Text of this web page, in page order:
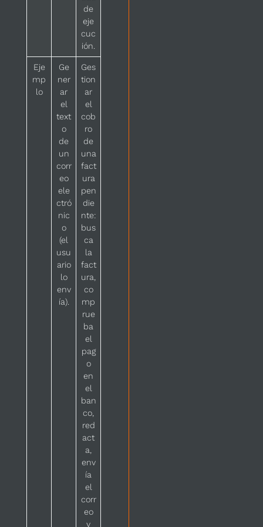
de
eje
cuc
ión.
Eje
mp
lo
Ge
ner
ar
el
text
o
de
un
corr
eo
ele
ctró
nic
o
(el
usu
ario
lo
env
ía).
Ges
tion
ar
el
cob
ro
de
una
fact
ura
pen
die
nte:
bus
ca
la
fact
ura,
co
mp
rue
ba
el
pag
o
en
el
ban
co,
red
act
a,
env
ía
el
corr
eo
y